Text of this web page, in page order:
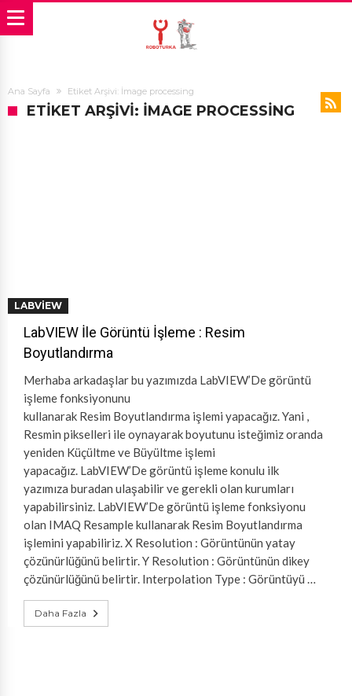
Ana Sayfa Etiket Arşivi: İmage processing
ETIKET ARŞIVI: İMAGE PROCESSING
LABVIEW
LabVIEW İle Görüntü İşleme : Resim
Boyutlandırma
Merhaba arkadaşlar bu yazımızda LabVIEW’De görüntü
işleme fonksiyonunu
kullanarak Resim Boyutlandırma işlemi yapacağız. Yani ,
Resmin pikselleri ile oynayarak boyutunu isteğimiz oranda
yeniden Küçültme ve Büyültme işlemi
yapacağız. LabVIEW’De görüntü işleme konulu ilk
yazımıza buradan ulaşabilir ve gerekli olan kurumları
yapabilirsiniz. LabVIEW’De görüntü işleme fonksiyonu
olan IMAQ Resample kullanarak Resim Boyutlandırma
işlemini yapabiliriz. X Resolution : Görüntünün yatay
çözünürlüğünü belirtir. Y Resolution : Görüntünün dikey
çözünürlüğünü belirtir. Interpolation Type : Görüntüyü …
Daha Fazla